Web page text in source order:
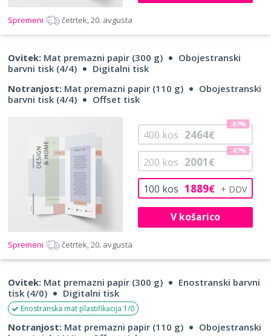
Spremeni četrtek, 20. avgusta
Ovitek: Mat premazni papir (300 g)
Obojestranski
barvni tisk (4/4)
Digitalni tisk
Notranjost: Mat premazni papir (110 g)
Obojestranski
barvni tisk (4/4)
Offset tisk
100 kos 1889€
200 kos 2001€
-47%
400 kos 2464€
-67%
V košarico
Spremeni četrtek, 20. avgusta
Ovitek: Mat premazni papir (300 g)
Enostranski barvni
tisk (4/0)
Digitalni tisk
Enostranska mat plastifikacija 1/0
Notranjost: Mat premazni papir (110 g)
Obojestranski